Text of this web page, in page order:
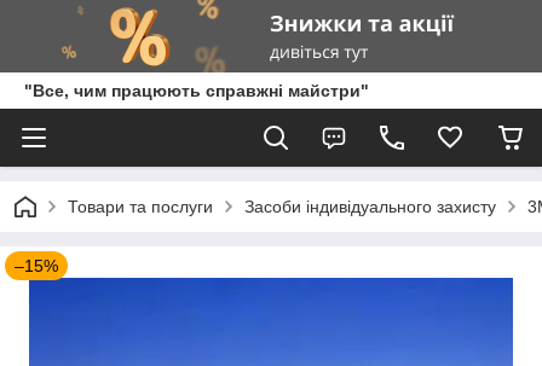
"Все, чим працюють справжні майстри"
Товари та послуги Засоби індивідуального захисту
–15%